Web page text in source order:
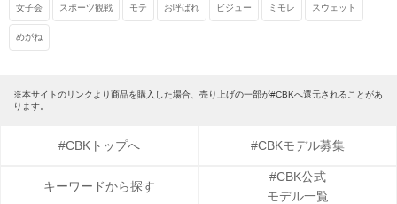
女子会 スポーツ観戦 モテ お呼ばれ ビジュー ミモレ スウェット
めがね
※本サイトのリンクより商品を購入した場合、売り上げの一部が#CBKへ還元されることがあ
ります。
#CBKトップへ #CBKモデル募集
キーワードから探す
#CBK公式
モデル一覧